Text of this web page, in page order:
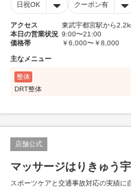
日祝OK クーポン有
アクセス
東武宇都宮駅から
本日の営業状況 9:00〜21:00
価格帯
￥6,000〜￥8,000
主なメニュー
整体
DRT整体
店舗公式
マッサージはりきゅう
スポーツケアと交通事故対応の実績に